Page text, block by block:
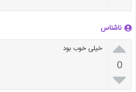
ناشناس

0

خیلی خوب بود